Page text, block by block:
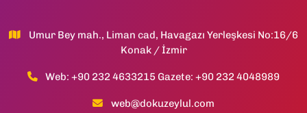
Umur Bey mah., Liman cad, Havagazı Yerleşkesi No:16/6
Konak / İzmir
Web: +90 232 4633215 Gazete: +90 232 4048989
web@dokuzeylul.com